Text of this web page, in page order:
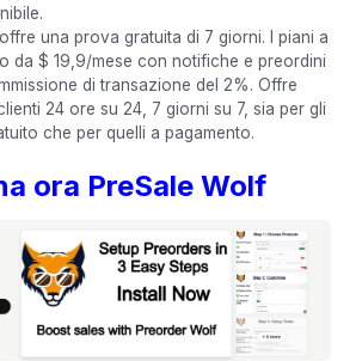
una prova gratuita di 7 giorni. I piani a
da $ 19,9/mese con notifiche e preordini
di transazione del 2%. Offre
24 ore su 24, 7 giorni su 7, sia per gli
che per quelli a pagamento.
ora PreSale Wolf